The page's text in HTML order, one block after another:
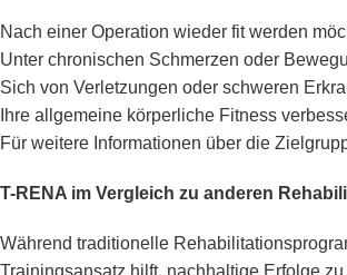
Nach einer Operation wieder fit werden
Unter chronischen Schmerzen oder
Sich von Verletzungen oder schweren
Ihre allgemeine körperliche Fitness
Für weitere Informationen über die
T-RENA im Vergleich zu anderen
Während traditionelle
Trainingsansatz hilft, nachhaltige Erfolge